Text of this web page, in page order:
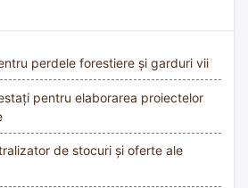
perdele forestiere și garduri vii
pentru elaborarea proiectelor
de stocuri și oferte ale